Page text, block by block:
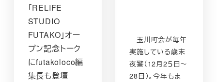
「RELIFE
STUDIO
FUTAKO」オー
プン記念トーク
にfutakoloco編
集長も登壇
玉川町会が毎年
実施している歳末
夜警（12月2５日～
28日）。今年もま